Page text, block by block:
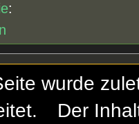
:
wurde
Der